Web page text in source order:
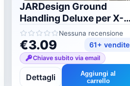
JARDesign Ground
Handling Deluxe per X-
Plane 11/12Nessuna recensione
€3.09 61+ vendite
Chiave subito via email
Dettagli
Aggiungi al
carrello